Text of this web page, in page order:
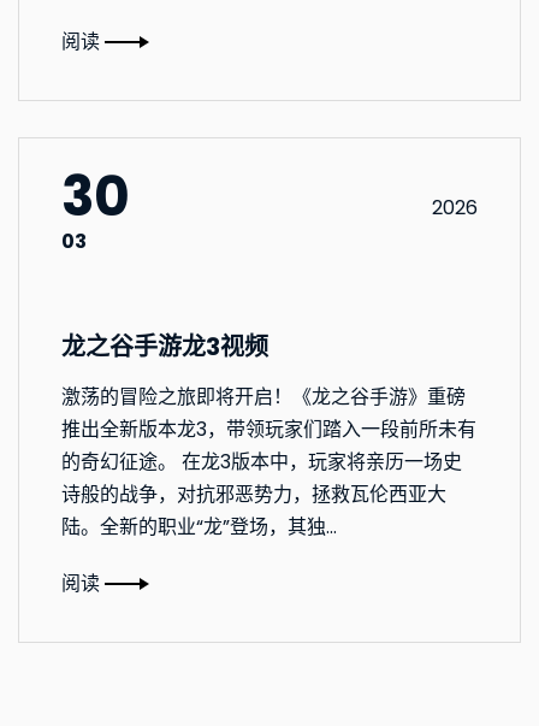
阅读
30
03
2026
龙之谷手游龙3视频
激荡的冒险之旅即将开启！《龙之谷手游》重磅
推出全新版本龙3，带领玩家们踏入一段前所未有
的奇幻征途。 在龙3版本中，玩家将亲历一场史
诗般的战争，对抗邪恶势力，拯救瓦伦西亚大
陆。全新的职业“龙”登场，其独...
阅读